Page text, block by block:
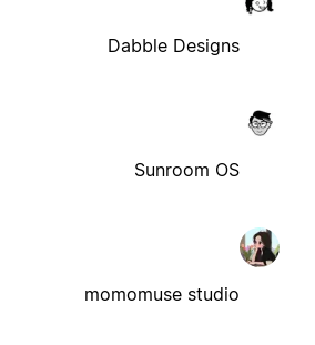
Dabble Designs
Sunroom OS
momomuse studio